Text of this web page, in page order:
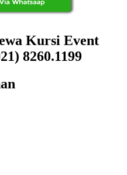
Kursi Event
8260.1199